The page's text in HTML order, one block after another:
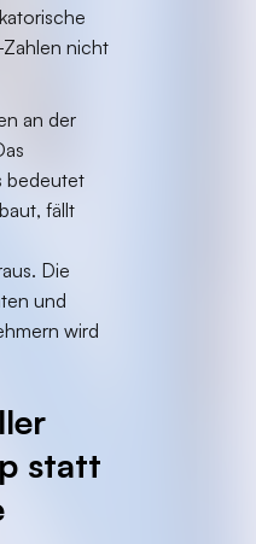
nicht
an der
bedeutet
fällt
Die
und
wird
statt